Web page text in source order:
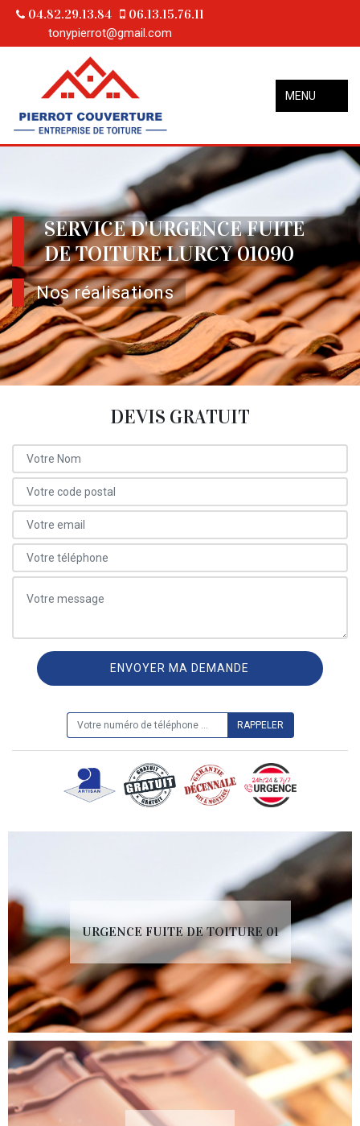
04.82.29.13.84 06.13.15.76.11
tonypierrot@gmail.com
MENU
SERVICE D'URGENCE FUITE
DE TOITURE LURCY 01090
Nos réalisations
DEVIS GRATUIT
URGENCE FUITE DE TOITURE 01